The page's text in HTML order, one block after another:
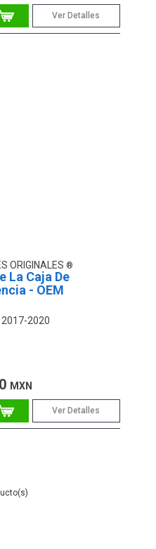
Ver Detalles
ORIGINALES
La Caja De
- OEM
2017-2020
MXN
Ver Detalles